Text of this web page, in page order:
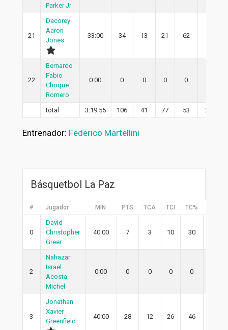
Parker Jr
21
Decorey
Aaron
Jones
33:00 34 13 21 62
22
Bernardo
Fabio
Choque
Romero
0:00 0 0 0 0
total 3:19:55 106 41 77 53 29
Entrenador: Federico Martellini
Básquetbol La Paz
# Jugador MIN PTS TCA TCI TC%
0
David
Christopher
Greer
40:00 7 3 10 30
2
Nahazar
Israel
Acosta
Michel
0:00 0 0 0 0
3
Jonathan
Xavier
Greenfield
40:00 28 12 26 46